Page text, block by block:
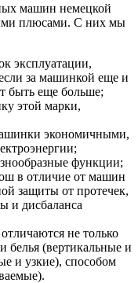
машин немецкой
плюсами. С них мы
эксплуатации,
за машинкой еще и
быть еще больше;
этой марки,
экономичными,
функции;
в отличие от машин
защиты от протечек,
и дисбаланса
не только
белья (вертикальные и
и узкие), способом